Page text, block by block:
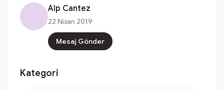
Alp Cantez
22 Nisan 2019
Mesaj Gönder
Kategori